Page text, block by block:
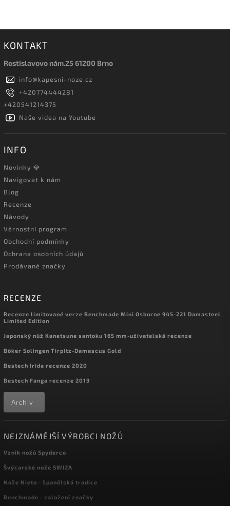
KONTAKT
Rostislavovo nám.25 61200 Brno
info@kapesni-noze.cz
+420774444281
+420541214375
Naše videa na Youtube
INFO
Novinky 💎
Navigovat k nám
Blog
Recenze
Návody
Věrnostní program
Obchodní podmínky
Ochrana osobních údajů
Prodávané značky
RECENZE
Recenze limitované verze Benchmade Mini Osborne 945-221 Damasteel
Limited Edition
Japonský nůž Kanetsune santoku 165 mm-uživatelská recenze
Böker Solingen Tirpitz-Damascus Gold
Bestech Irida recenze 2020
Bestech Fanga recenze 2019
Archiv
NEJZNÁMĚJŠÍ VÝROBCI NOŽŮ
Vznik nožů Spyderco
Švýcarské nože SWIZA
Nože Nieto - španělská tradice
Benchmade - založení značky